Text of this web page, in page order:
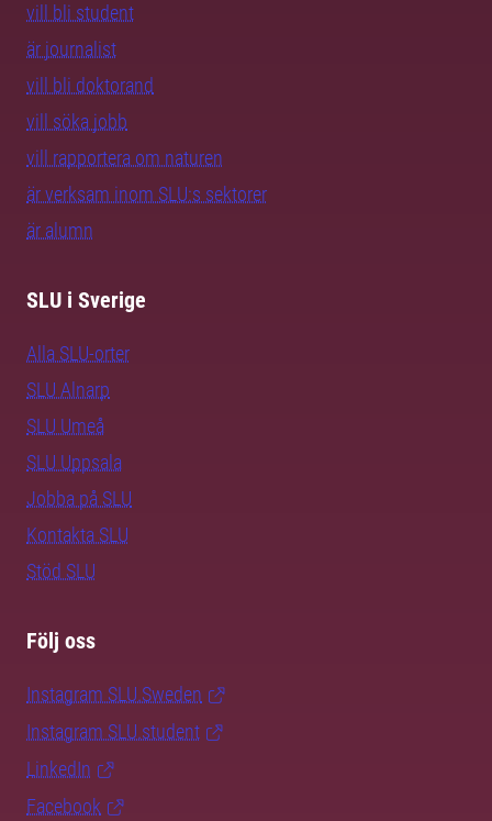
vill bli student
är journalist
vill bli doktorand
vill söka jobb
vill rapportera om naturen
är verksam inom SLU:s sektorer
är alumn
SLU i Sverige
Alla SLU-orter
SLU Alnarp
SLU Umeå
SLU Uppsala
Jobba på SLU
Kontakta SLU
Stöd SLU
Följ oss
Instagram SLU.Sweden
Instagram SLU.student
LinkedIn
Facebook